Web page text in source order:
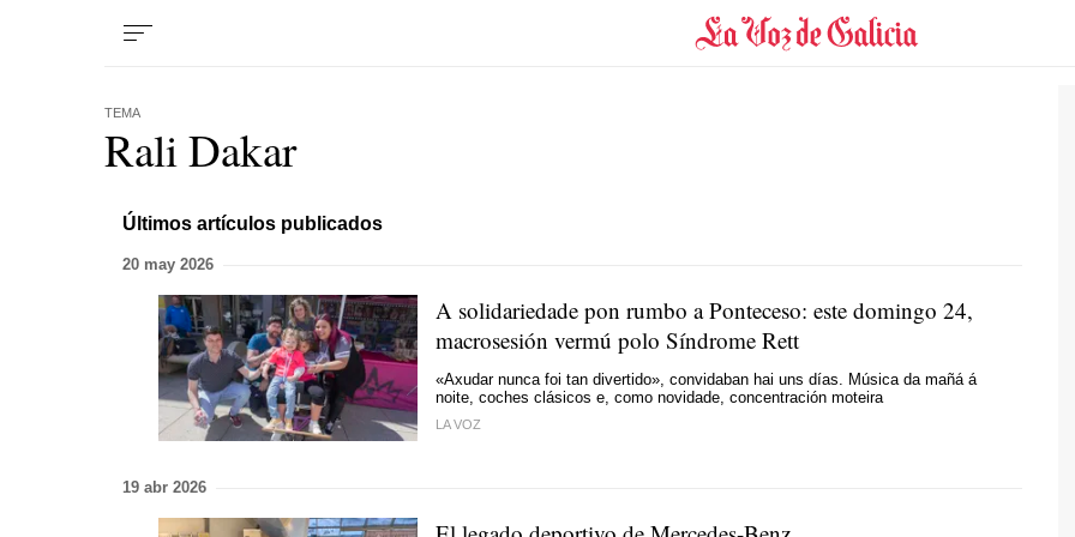
TEMA
Rali Dakar
Últimos artículos publicados
20 may 2026
A solidariedade pon rumbo a Ponteceso: este domingo 24,
macrosesión vermú polo Síndrome Rett
«Axudar nunca foi tan divertido», convidaban hai uns días. Música da mañá á
noite, coches clásicos e, como novidade, concentración moteira
LA VOZ
19 abr 2026